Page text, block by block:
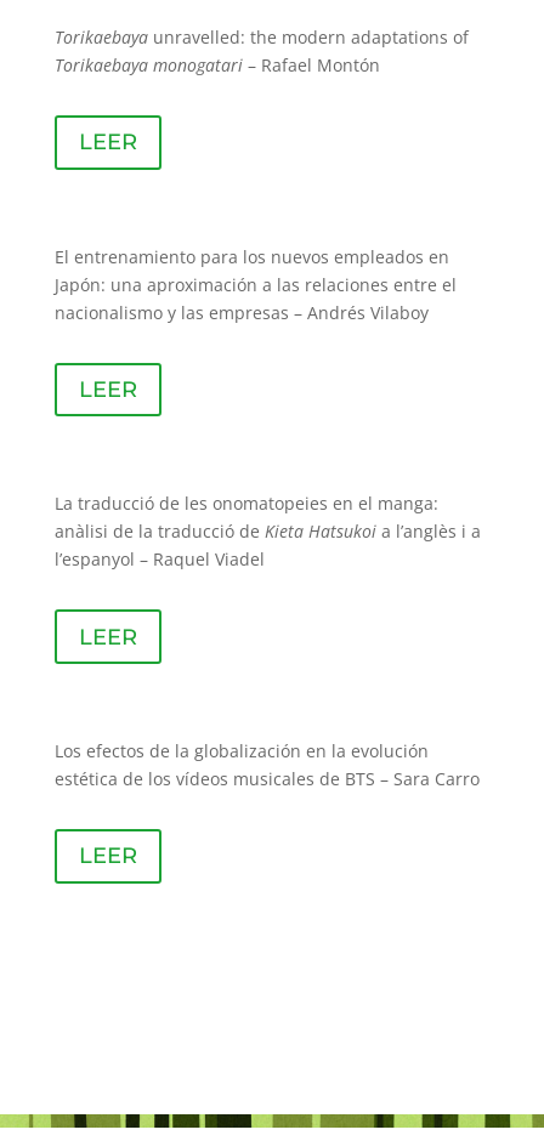
Torikaebayaunravelled: the modern adaptations of
Torikaebaya monogatari– Rafael Montón
LEER
El entrenamiento para los nuevos empleados en
Japón: una aproximación a las relaciones entre el
nacionalismo y las empresas – Andrés Vilaboy
LEER
La traducció de les onomatopeies en el manga:
anàlisi de la traducció de Kieta Hatsukoia l’anglès i a
l’espanyol – Raquel Viadel
LEER
Los efectos de la globalización en la evolución
estética de los vídeos musicales de BTS – Sara Carro
LEER